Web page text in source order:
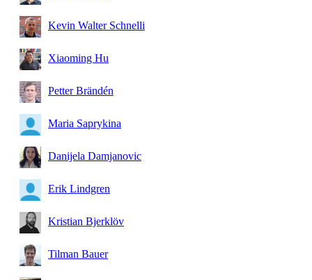
Kevin Walter Schnelli
Xiaoming Hu
Petter Brändén
Maria Saprykina
Danijela Damjanovic
Erik Lindgren
Kristian Bjerklöv
Tilman Bauer